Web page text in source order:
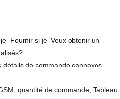
Fournir si je Veux obtenir un
détails de commande connexes
quantité de commande, Tableau